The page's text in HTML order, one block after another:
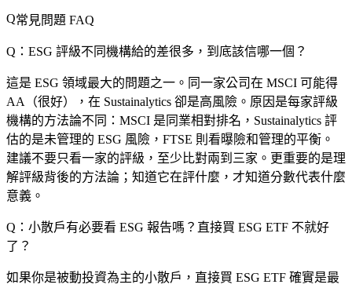
常見問題 FAQ
Q：ESG 評級不同機構給的差很多，到底該信哪一個？
這是 ESG 領域最大的問題之一。同一家公司在 MSCI 可能得
AA（很好），在 Sustainalytics 卻是高風險。原因是每家評級
機構的方法論不同：MSCI 是同業相對排名，Sustainalytics 評
估的是未管理的 ESG 風險，FTSE 則看曝險和管理的平衡。
建議不要只看一家的評級，至少比對兩到三家。更重要的是理
解評級背後的方法論；知道它在評什麼，才知道分數代表什麼
意義。
Q：小散戶有必要看 ESG 報告嗎？直接買 ESG ETF 不就好
了？
如果你是被動投資為主的小散戶，直接買 ESG ETF 確實是最